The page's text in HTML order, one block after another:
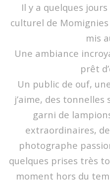
Il y a quelques
culturel de
mis
Une ambiance
prêt
Un public de ouf,
j’aime, des
garni de
extraordinaires,
photographe
quelques prises très
moment hors du